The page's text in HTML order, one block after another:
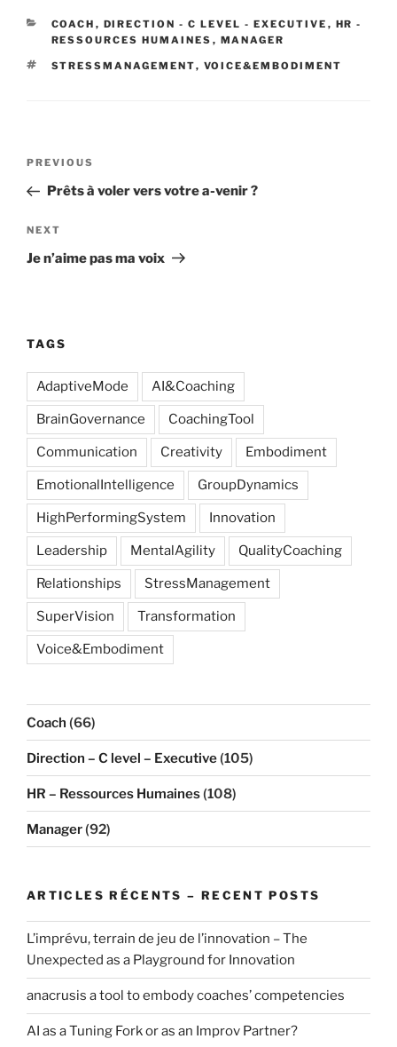
CATEGORIES
COACH , DIRECTION - C LEVEL - EXECUTIVE , HR -
RESSOURCES HUMAINES , MANAGER
TAGS
STRESSMANAGEMENT, VOICE&EMBODIMENT
Previous
Post
PREVIOUS
Prêts à voler vers votre a-venir ?
Next
Post
NEXT
Je n’aime pas ma voix
TAGS
AdaptiveMode AI&Coaching
BrainGovernance CoachingTool
Communication Creativity Embodiment
EmotionalIntelligence GroupDynamics
HighPerformingSystem Innovation
Leadership MentalAgility QualityCoaching
Relationships StressManagement
SuperVision Transformation
Voice&Embodiment
Coach (66)
Direction – C level – Executive(105)
HR – Ressources Humaines(108)
Manager(92)
ARTICLES RÉCENTS – RECENT POSTS
L’imprévu, terrain de jeu de l’innovation – The
Unexpected as a Playground for Innovation
anacrusis a tool to embody coaches’ competencies
AI as a Tuning Fork or as an Improv Partner?